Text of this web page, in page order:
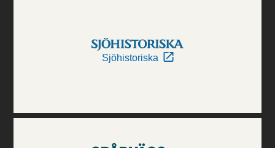
Sjöhistoriska